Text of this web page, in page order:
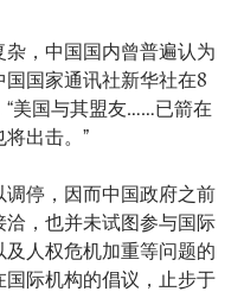
，中国国内曾普遍认为
国家通讯社新华社在8
“美国与其盟友……已箭在
出击。”
停，因而中国政府之前
，也并未试图参与国际
人权危机加重等问题的
际机构的倡议，止步于